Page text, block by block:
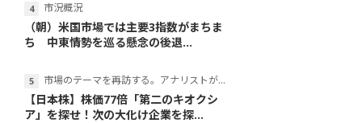
市況概況
（朝）米国市場では主要3指数がまちま
ち 中東情勢を巡る懸念の後退...
市場のテーマを再訪する。アナリストが読み解くテーマの本質
【日本株】株価77倍「第二のキオクシ
ア」を探せ！次の大化け企業を探...